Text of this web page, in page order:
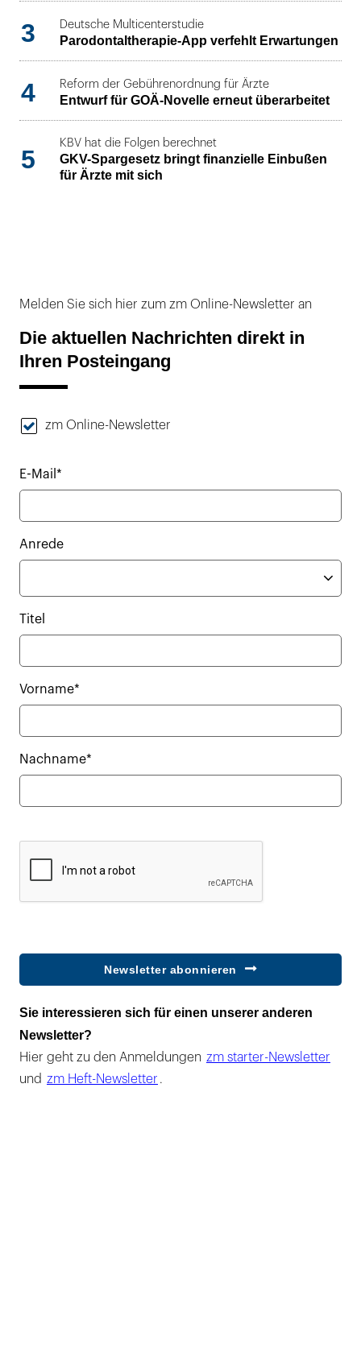
3 Deutsche Multicenterstudie
Parodontaltherapie-App verfehlt Erwartungen
4 Reform der Gebührenordnung für Ärzte
Entwurf für GOÄ-Novelle erneut überarbeitet
5
KBV hat die Folgen berechnet
GKV-Spargesetz bringt finanzielle Einbußen
für Ärzte mit sich
Melden Sie sich hier zum zm Online-Newsletter an
Die aktuellen Nachrichten direkt in
Ihren Posteingang
zm Online-Newsletter
E-Mail*
Anrede
Titel
Vorname*
Nachname*
Newsletter abonnieren
Sie interessieren sich für einen unserer anderen
Newsletter?
Hier geht zu den Anmeldungen zm starter-Newsletter
und zm Heft-Newsletter .